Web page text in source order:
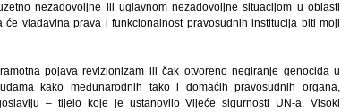
nezadovoljne ili uglavnom nezadovoljne situacijom u oblasti
vladavina prava i funkcionalnost pravosudnih institucija biti moji
pojava revizionizam ili čak otvoreno negiranje genocida u
kako međunarodnih tako i domaćih pravosudnih organa,
– tijelo koje je ustanovilo Vijeće sigurnosti UN-a. Visoki